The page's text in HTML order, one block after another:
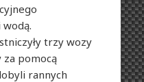
trzy wozy
za pomocą
rannych